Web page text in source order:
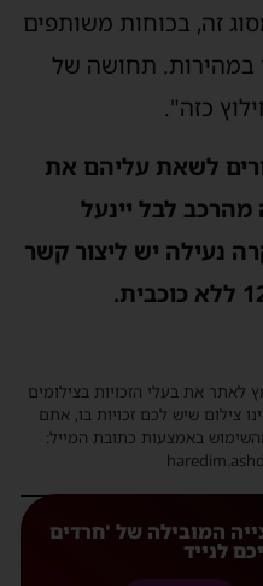
זה, בכוחות משותפים
במהירות. תחושה של
כזה".
לשאת עליהם את
לבל יינעל
נעילה יש ליצור קשר
לאתר את בעלי הזכויות בצילומים
צילום שיש לכם זכויות בו, אתם
באמצעות כתובת המייל:
המובילה של 'חרדים
לנייד